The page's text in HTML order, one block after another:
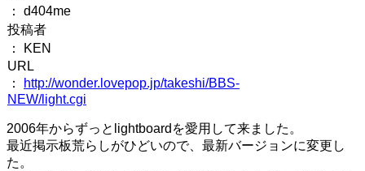
： d404me
投稿者
： KEN
URL
：
http://wonder.lovepop.jp/takeshi/BBS-
NEW/light.cgi
2006年からずっとlightboardを愛用して来ました。
最近掲示板荒らしがひどいので、最新バージョンに変更し
た。